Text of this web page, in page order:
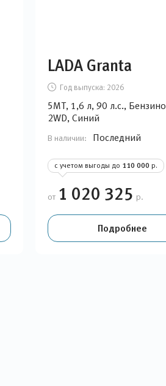
LADA Granta
Год выпуска: 2026
5MT, 1,6 л, 90 л.с.,
2WD, Синий
В наличии: Последний
с учетом выгоды до 110 000 р.
от 1 020 325 р.
Подробнее